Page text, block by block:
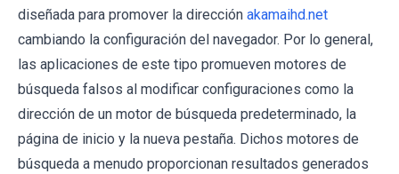
diseñada para promover la dirección akamaihd.net
cambiando la configuración del navegador. Por lo general,
las aplicaciones de este tipo promueven motores de
búsqueda falsos al modificar configuraciones como la
dirección de un motor de búsqueda predeterminado, la
página de inicio y la nueva pestaña. Dichos motores de
búsqueda a menudo proporcionan resultados generados